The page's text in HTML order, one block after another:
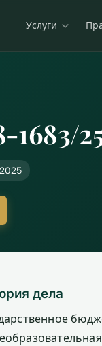
Услуги
дела